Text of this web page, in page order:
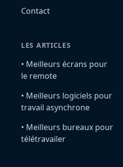
Contact
LES ARTICLES
•️ Meilleurs écrans pour
le remote
•️ Meilleurs logiciels pour
travail asynchrone
•️ Meilleurs bureaux pour
télétravailer